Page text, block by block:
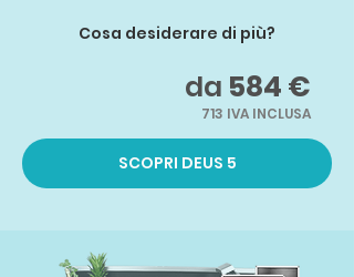
Cosa desiderare di più?
da 584 €
713 IVA INCLUSA
SCOPRI DEUS 5